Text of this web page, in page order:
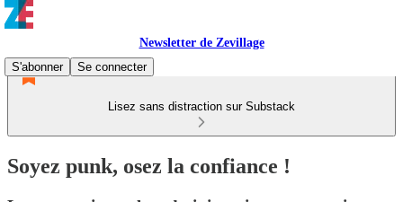
Newsletter de Zevillage
S'abonner
Se connecter
Lisez sans distraction sur Substack
Soyez punk, osez la confiance !